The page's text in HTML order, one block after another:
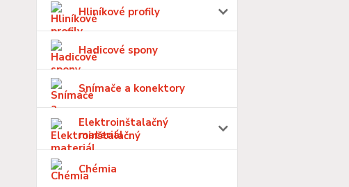
Hliníkové profily
Hadicové spony
Snímače a konektory
Elektroinštalačný
materiál
Chémia